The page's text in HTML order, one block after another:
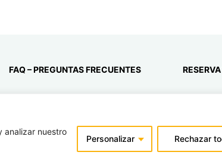
analizar nuestro
Personalizar Rechazar
FAQ – PREGUNTAS FRECUENTES
©
Todos